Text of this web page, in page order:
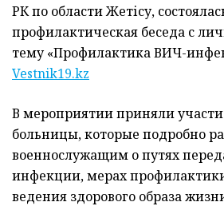
РК по области Жетісу,
профилактическая беседа с
тему «Профилактика ВИЧ-
Vestnik19.kz
В мероприятии приняли
больницы, которые подробно
военнослужащим о путях
инфекции, мерах
ведения здорового образа